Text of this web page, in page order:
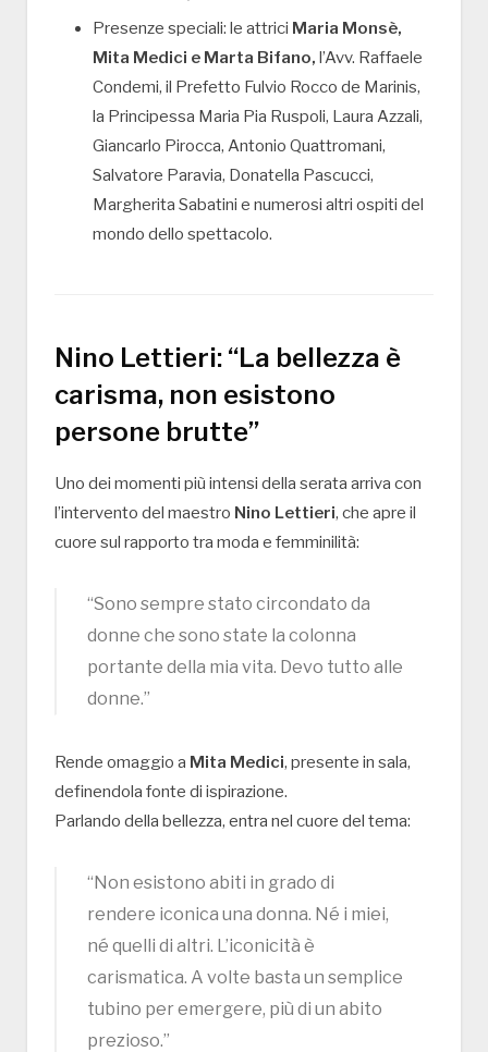
Presenze speciali: le attrici Maria Monsè,
Mita Medici e Marta Bifano, l’Avv. Raffaele
Condemi, il Prefetto Fulvio Rocco de Marinis,
la Principessa Maria Pia Ruspoli, Laura Azzali,
Giancarlo Pirocca, Antonio Quattromani,
Salvatore Paravia, Donatella Pascucci,
Margherita Sabatini e numerosi altri ospiti del
mondo dello spettacolo.
Nino Lettieri: “La bellezza è
carisma, non esistono
persone brutte”
Uno dei momenti più intensi della serata arriva con
l’intervento del maestro Nino Lettieri, che apre il
cuore sul rapporto tra moda e femminilità:
“Sono sempre stato circondato da
donne che sono state la colonna
portante della mia vita. Devo tutto alle
donne.”
Rende omaggio a Mita Medici, presente in sala,
definendola fonte di ispirazione.
Parlando della bellezza, entra nel cuore del tema:
“Non esistono abiti in grado di
rendere iconica una donna. Né i miei,
né quelli di altri. L’iconicità è
carismatica. A volte basta un semplice
tubino per emergere, più di un abito
prezioso.”